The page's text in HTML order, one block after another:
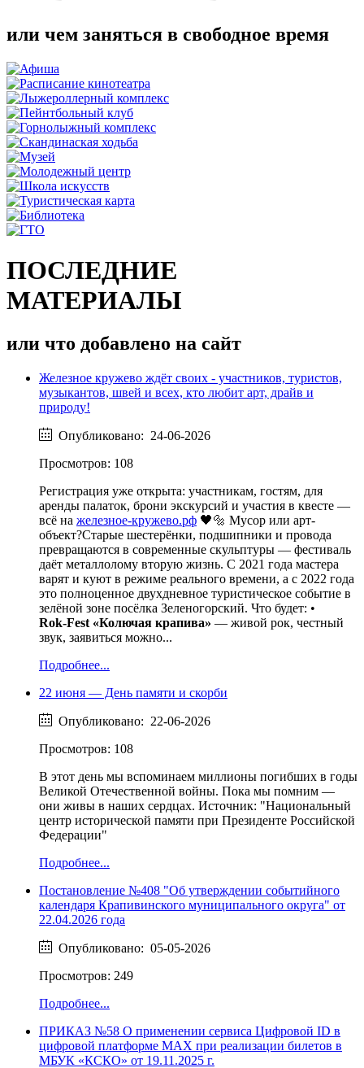
или чем заняться в свободное время
ПОСЛЕДНИЕ
МАТЕРИАЛЫ
или что добавлено на сайт
Железное кружево ждёт своих - участников, туристов,
музыкантов, швей и всех, кто любит арт, драйв и
природу!
Опубликовано: 24-06-2026
Просмотров: 108
Регистрация уже открыта: участникам, гостям, для
аренды палаток, брони экскурсий и участия в квесте —
всё на железное-кружево.рф 🖤🔩 Мусор или арт-
объект?Старые шестерёнки, подшипники и провода
превращаются в современные скульптуры — фестиваль
даёт металлолому вторую жизнь. С 2021 года мастера
варят и куют в режиме реального времени, а с 2022 года
это полноценное двухдневное туристическое событие в
зелёной зоне посёлка Зеленогорский. Что будет: •
Rok‑Fest «Колючая крапива» — живой рок, честный
звук, заявиться можно...
Подробнее...
22 июня — День памяти и скорби
Опубликовано: 22-06-2026
Просмотров: 108
В этот день мы вспоминаем миллионы погибших в годы
Великой Отечественной войны. Пока мы помним —
они живы в наших сердцах. Источник: "Национальный
центр исторической памяти при Президенте Российской
Федерации"
Подробнее...
Постановление №408 "Об утверждении событийного
календаря Крапивинского муниципального округа" от
22.04.2026 года
Опубликовано: 05-05-2026
Просмотров: 249
Подробнее...
ПРИКАЗ №58 О применении сервиса Цифровой ID в
цифровой платформе МАХ при реализации билетов в
МБУК «КСКО» от 19.11.2025 г.